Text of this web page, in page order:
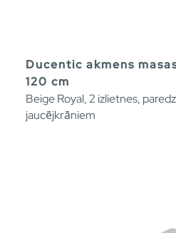
Ducentic akmens
120 cm
Beige Royal, 2 izlietnes,
jaucējkrāniem